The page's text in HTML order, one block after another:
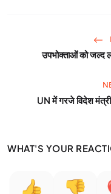
उपभोक्ताओं को जल्द
UN में गरजे विदेश
WHAT'S YOUR